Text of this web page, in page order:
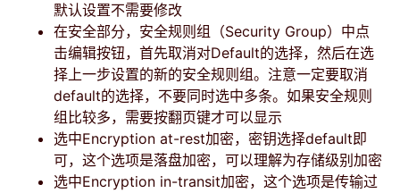
默认设置不需要修改
在安全部分，安全规则组（Security Group）中点
击编辑按钮，首先取消对Default的选择，然后在选
择上一步设置的新的安全规则组。注意一定要取消
default的选择，不要同时选中多条。如果安全规则
组比较多，需要按翻页键才可以显示
选中Encryption at-rest加密，密钥选择default即
可，这个选项是落盘加密，可以理解为存储级别加密
选中Encryption in-transit加密，这个选项是传输过